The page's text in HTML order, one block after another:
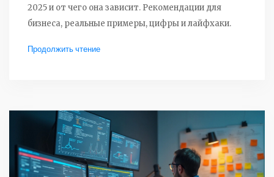
2025 и от чего она зависит. Рекомендации для
бизнеса, реальные примеры, цифры и лайфхаки.
Продолжить чтение